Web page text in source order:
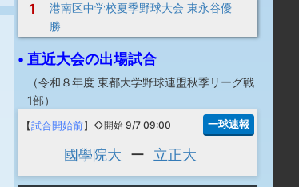
1
港南区中学校夏季野球大会 東永谷優
勝
• 直近大会の出場試合
（令和８年度 東都大学野球連盟秋季リーグ戦
1部）
【試合開始前】 ◇開始 9/7 09:00 一球速報
國學院大 ー 立正大